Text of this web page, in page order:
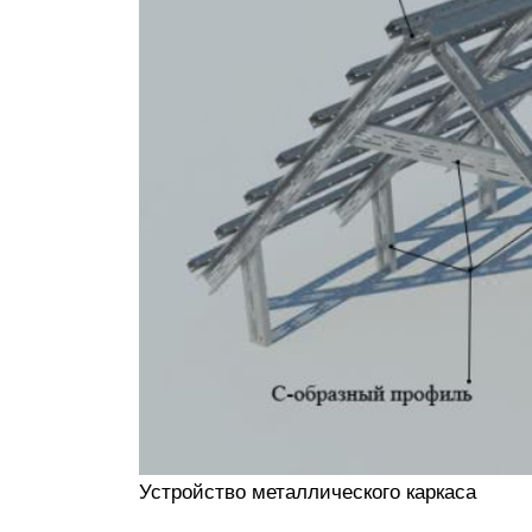
Устройство металлического каркаса